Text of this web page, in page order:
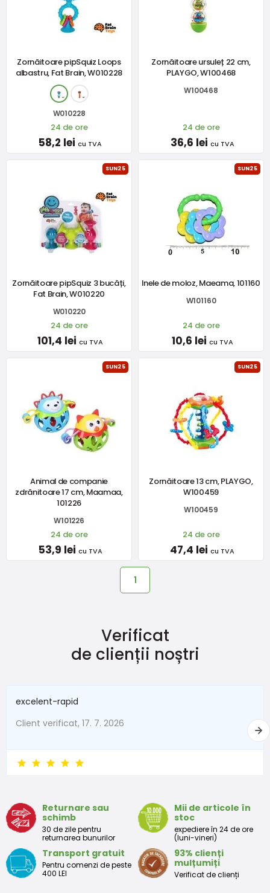
Zornăitoare pipSquiz Loops
albastru, Fat Brain, W010228
W010228
24 de ore
58,2 lei cu TVA
Zornăitoare ursuleț 22 cm,
PLAYGO, W100468
W100468
24 de ore
36,6 lei cu TVA
SUN25
Zornăitoare pipSquiz 3 bucăți,
Fat Brain, W010220
W010220
24 de ore
101,4 lei cu TVA
SUN25
Inele de moloz, Maeama, 101160
W101160
24 de ore
10,6 lei cu TVA
SUN25
Animal de companie
zdrănitoare 17 cm, Maamaa,
101226
W101226
24 de ore
53,9 lei cu TVA
SUN25
Zornăitoare 13 cm, PLAYGO,
W100459
W100459
24 de ore
47,4 lei cu TVA
1
Verificat
de clienții noștri
excelent-rapid
Client verificat, 17. 7. 2026
Returnare sau
schimb
30 de zile pentru
returnarea bunurilor
Mii de articole în
stoc
expediere în 24 de ore
(luni-vineri)
Transport gratuit
Pentru comenzi de peste
400 LEI
93% clienți
mulțumiți
Verificat de clienți